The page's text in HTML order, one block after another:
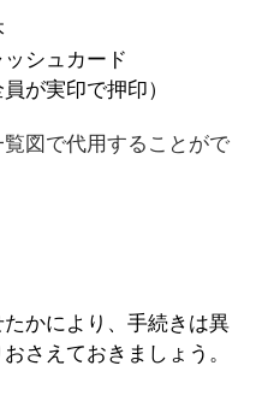
シュカード
が実印で押印）
図で代用することがで
かにより、手続きは異
さえておきましょう。